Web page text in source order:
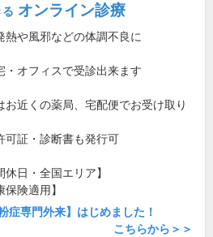
る オンライン診療
熱や風邪などの体調不良に
・オフィスで受診出来ます
お近くの薬局、宅配便でお受け取り
可証・診断書も発行可
休日・全国エリア】
保険適用】
症専門外来】はじめました！
こちらから＞＞